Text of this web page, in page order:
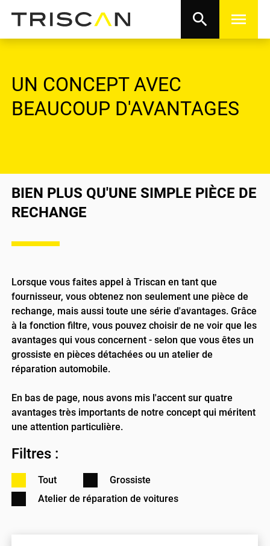
search menu
UN CONCEPT AVEC
BEAUCOUP D'AVANTAGES
BIEN PLUS QU'UNE SIMPLE PIÈCE DE
RECHANGE
Lorsque vous faites appel à Triscan en tant que
fournisseur, vous obtenez non seulement une pièce de
rechange, mais aussi toute une série d'avantages. Grâce
à la fonction filtre, vous pouvez choisir de ne voir que les
avantages qui vous concernent - selon que vous êtes un
grossiste en pièces détachées ou un atelier de
réparation automobile.
En bas de page, nous avons mis l'accent sur quatre
avantages très importants de notre concept qui méritent
une attention particulière.
Filtres :
Tout
Grossiste
Atelier de réparation de voitures